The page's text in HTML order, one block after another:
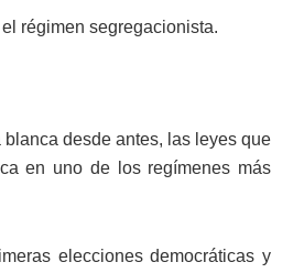
régimen segregacionista.
desde antes, las leyes que
en uno de los regímenes más
elecciones democráticas y